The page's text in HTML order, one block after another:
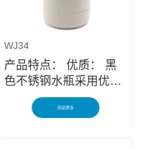
WJ34
产品特点： 优质： 黑
色不锈钢水瓶采用优质
防锈不锈钢制成，是长
期使用的可靠物品。多
阅读更多